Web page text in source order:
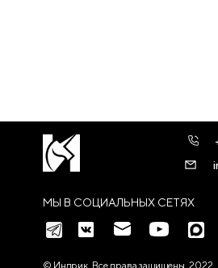
МЫ В СОЦИАЛЬНЫХ СЕТЯХ
© Индрик. Все права защищены, 2022